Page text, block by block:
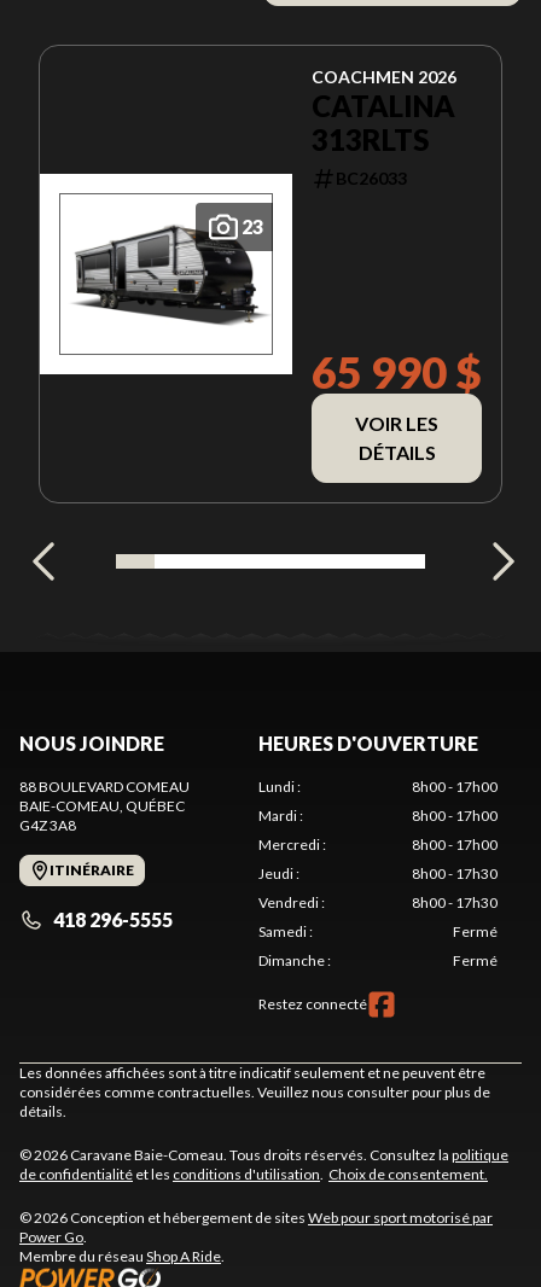
23
COACHMEN 2026
CATALINA
313RLTS
BC26033
65 990 $
VOIR LES
DÉTAILS
NOUS JOINDRE
88 BOULEVARD COMEAU
BAIE-COMEAU , QUÉBEC
G4Z 3A8
ITINÉRAIRE
418 296-5555
HEURES D'OUVERTURE
Lundi:
8h00 - 17h00
Mardi:
8h00 - 17h00
Mercredi:
8h00 - 17h00
Jeudi:
8h00 - 17h30
Vendredi:
8h00 - 17h30
Samedi:
Fermé
Dimanche: Fermé
Restez connecté
Les données affichées sont à titre indicatif seulement et ne peuvent être
considérées comme contractuelles. Veuillez nous consulter pour plus de
détails.
© 2026 Caravane Baie-Comeau. Tous droits réservés. Consultez la politique
de confidentialité et les conditions d'utilisation Choix de consentement.
© 2026 Conception et hébergement de sites Web pour sport motorisé par
Power Go
Membre du réseau Shop A Ride